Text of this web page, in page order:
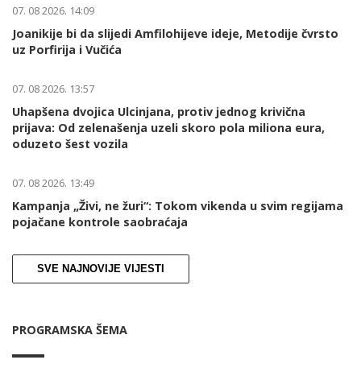
07. 08 2026. 14:09
Joanikije bi da slijedi Amfilohijeve ideje, Metodije čvrsto
uz Porfirija i Vučića
07. 08 2026. 13:57
Uhapšena dvojica Ulcinjana, protiv jednog krivična
prijava: Od zelenašenja uzeli skoro pola miliona eura,
oduzeto šest vozila
07. 08 2026. 13:49
Kampanja „Živi, ne žuri“: Tokom vikenda u svim regijama
pojačane kontrole saobraćaja
SVE NAJNOVIJE VIJESTI
PROGRAMSKA ŠEMA